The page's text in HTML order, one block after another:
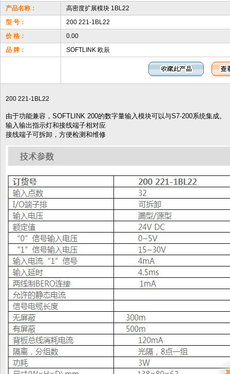
产品名称：
高密度扩展模块 1BL22
型 号：
200 221-1BL22
价 格：
0.00
品 牌：
SOFTLINK 欧辰
200 221-1BL22
由于功能兼容，SOFTLINK 200的数字量输入模块可以与S7-200系统集成。
输入输出指示灯和接线端子相对应
接线端子可拆卸，方便检测和维修